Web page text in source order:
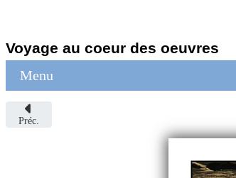
Voyage au coeur des oeuvres
Menu
Préc.